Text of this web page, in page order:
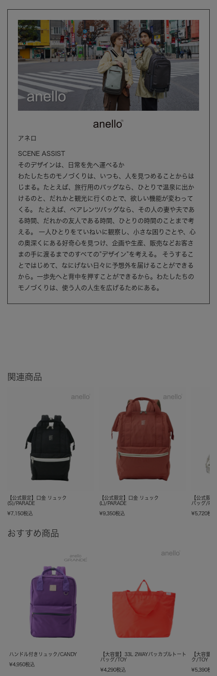
アネロ
SCENE ASSIST
そのデザインは、日常を先へ運べるか
わたしたちのモノづくりは、いつも、人を見つめることからは
じまる。たとえば、旅行用のバッグなら、ひとりで温泉に出か
けるのと、だれかと観光に行くのとで、欲しい機能が変わって
くる。 たとえば、ペアレンツバッグなら、その人の妻や夫であ
る時間、だれかの友人である時間、ひとりの時間のことまで考
える。 一人ひとりをていねいに観察し、小さな困りごとや、心
の奥深くにある好奇心を見つけ、企画や生産、販売などお客さ
まの手に渡るまでのすべての”デザイン”を考える。 そうするこ
とではじめて、なにげない日々に予想外を届けることができる
から。一歩先へと背中を押すことができるから。わたしたちの
モノづくりは、使う人の人生を広げるためにある。
関連商品
【公式限定】口金 リュック
(S)/PARADE
¥7,150税込
【公式限定】口金 リュック
(L)/PARADE
¥9,350税込
【公式限
バッグ/
¥5,720税込
おすすめ商品
ハンドル付きリュック/CANDY
¥4,950税込
【大容量】33L 2WAYパッカブルトート
バッグ/TOY
¥4,290税込
【大容量
ク/TOY
¥5,390税込